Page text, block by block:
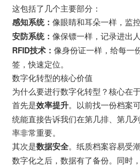
这包括了几个主要部分：
感知系统： 像眼睛和耳朵一样，监
安防系统： 像保镖一样，记录进出
RFID技术： 像身份证一样，给每一
签，快速定位。
数字化转型的核心价值
为什么要进行数字化转型？核心在于“
首先是效率提升。以前找一份档案
统能直接告诉我们在第几排、第几
率非常重要。
其次是数据安全。纸质档案容易受
数字化之后，数据有了备份。同时